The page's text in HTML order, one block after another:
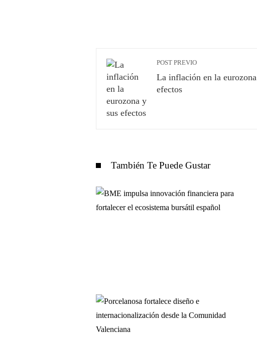
POST PREVIO
La inflación en la
efectos
También Te Puede Gustar